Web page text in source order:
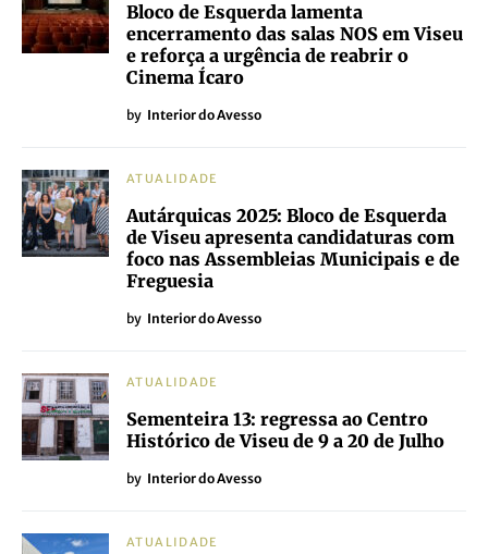
Bloco de Esquerda lamenta
encerramento das salas NOS em Viseu
e reforça a urgência de reabrir o
Cinema Ícaro
by Interior do Avesso
ATUALIDADE
Autárquicas 2025: Bloco de Esquerda
de Viseu apresenta candidaturas com
foco nas Assembleias Municipais e de
Freguesia
by Interior do Avesso
ATUALIDADE
Sementeira 13: regressa ao Centro
Histórico de Viseu de 9 a 20 de Julho
by Interior do Avesso
ATUALIDADE